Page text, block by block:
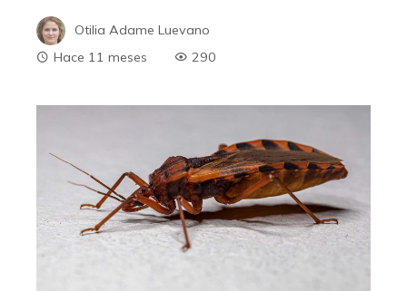
Otilia Adame Luevano
Hace 11 meses
290